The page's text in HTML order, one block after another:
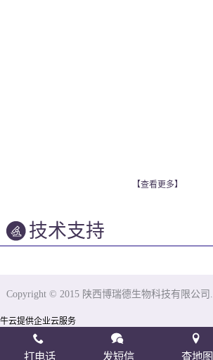
【查看更多】
技术支持
Copyright © 2015 陕西博瑞德生物科技有限公司
牛云提供企业云服务
打电话 发短信 查地图